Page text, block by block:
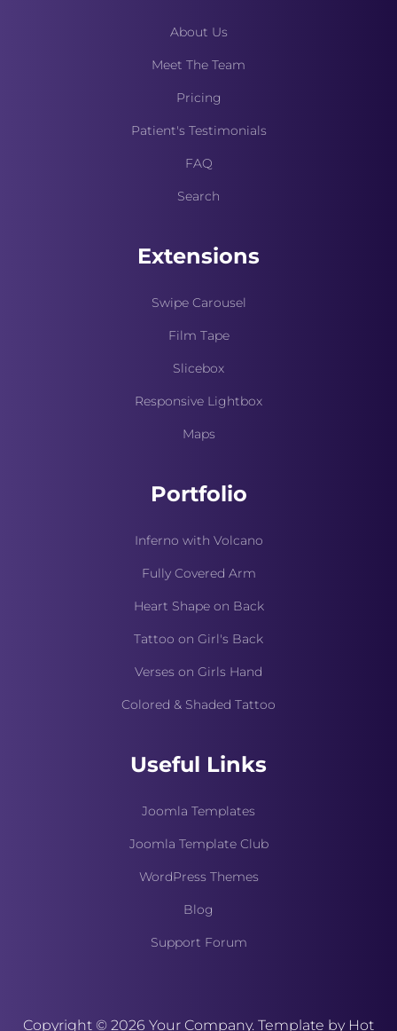
About Us
Meet The Team
Pricing
Patient's Testimonials
FAQ
Search
Extensions
Swipe Carousel
Film Tape
Slicebox
Responsive Lightbox
Maps
Portfolio
Inferno with Volcano
Fully Covered Arm
Heart Shape on Back
Tattoo on Girl's Back
Verses on Girls Hand
Colored & Shaded Tattoo
Useful Links
Joomla Templates
Joomla Template Club
WordPress Themes
Blog
Support Forum
Copyright © 2026 Your Company. Template by Hot